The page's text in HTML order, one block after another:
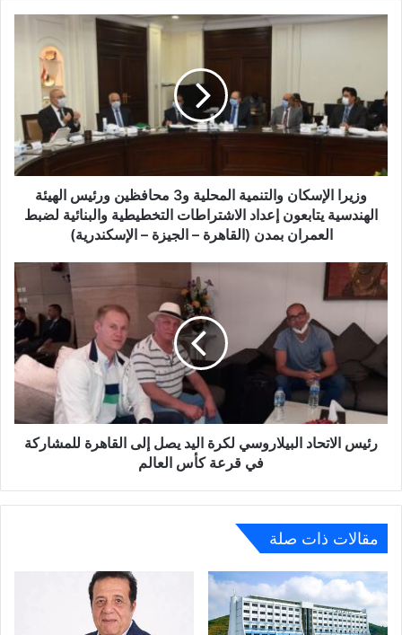
وزيرا
و3
محافظين
ورئيس
الهندسية
يتابعون
إعداد
الاشتراطات
والبنائية
لضبط
العمران
(القاهرة
–
الإسكندرية)
وزيرا الإسكان والتنمية المحلية و3 محافظين ورئيس الهيئة
الهندسية يتابعون إعداد الاشتراطات التخطيطية والبنائية لضبط
العمران بمدن (القاهرة – الجيزة – الإسكندرية)
رئيس
الاتحاد
اليد
يصل
القاهرة
للمشاركة
فيرئيس الاتحاد البيلاروسي لكرة اليد يصل إلى القاهرة للمشاركة
في قرعة كأس العالم
مقالات ذات صلة